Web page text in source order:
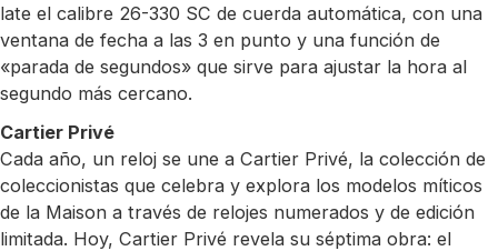
late el calibre 26-330 SC de cuerda automática, con una
ventana de fecha a las 3 en punto y una función de
«parada de segundos» que sirve para ajustar la hora al
segundo más cercano.
Cartier Privé
Cada año, un reloj se une a Cartier Privé, la colección de
coleccionistas que celebra y explora los modelos míticos
de la Maison a través de relojes numerados y de edición
limitada. Hoy, Cartier Privé revela su séptima obra: el